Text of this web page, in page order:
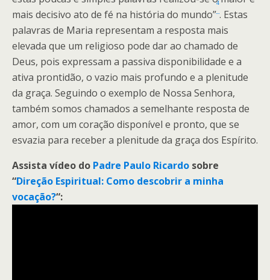
mais decisivo ato de fé na história do mundo”
4
. Estas
palavras de Maria representam a resposta mais
elevada que um religioso pode dar ao chamado de
Deus, pois expressam a passiva disponibilidade e a
ativa prontidão, o vazio mais profundo e a plenitude
da graça. Seguindo o exemplo de Nossa Senhora,
também somos chamados a semelhante resposta de
amor, com um coração disponível e pronto, que se
esvazia para receber a plenitude da graça dos Espírito.
Assista vídeo do Padre Paulo Ricardo sobre
“Direção Espiritual: Como descobrir a minha
vocação?“: